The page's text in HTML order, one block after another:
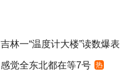
吉林一“温度计大楼”读数爆表
感觉全东北都在等7号 热